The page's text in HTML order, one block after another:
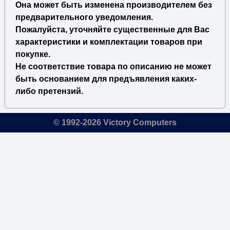
Она может быть изменена производителем без
предварительного уведомления.
Пожалуйста, уточняйте существенные для Вас
характеристики и комплектации товаров при
покупке.
Не соответствие товара по описанию не может
быть основанием для предъявления каких-
либо претензий.
© 1992-2026 Victory Computers